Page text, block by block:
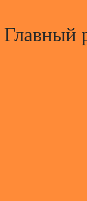
Главный